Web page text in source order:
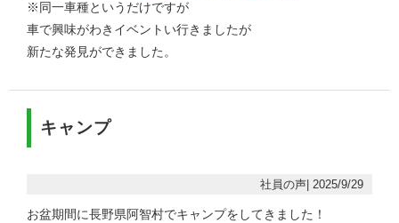
※同一車種というだけですが
車で興味がわきイベントい行きましたが
新たな発見ができました。
キャンプ
社員の声| 2025/9/29
お盆期間に長野県阿智村でキャンプをしてきました！